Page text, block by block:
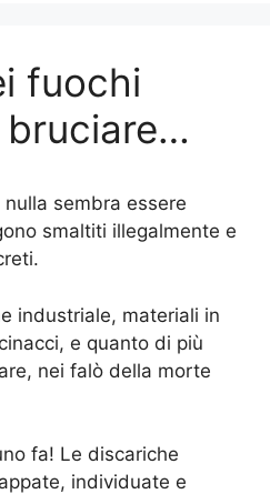
fuochi
sembra essere
smaltiti illegalmente e
industriale, materiali in
e quanto di più
nei falò della morte
fa! Le discariche
individuate e